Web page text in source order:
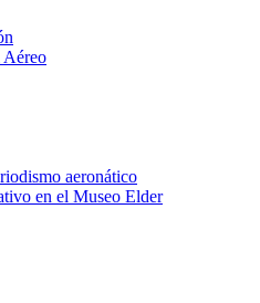
aeronático
en el Museo Elder